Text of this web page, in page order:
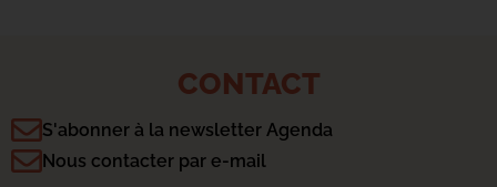
CONTACT
S'abonner à la newsletter Agenda
Nous contacter par e-mail